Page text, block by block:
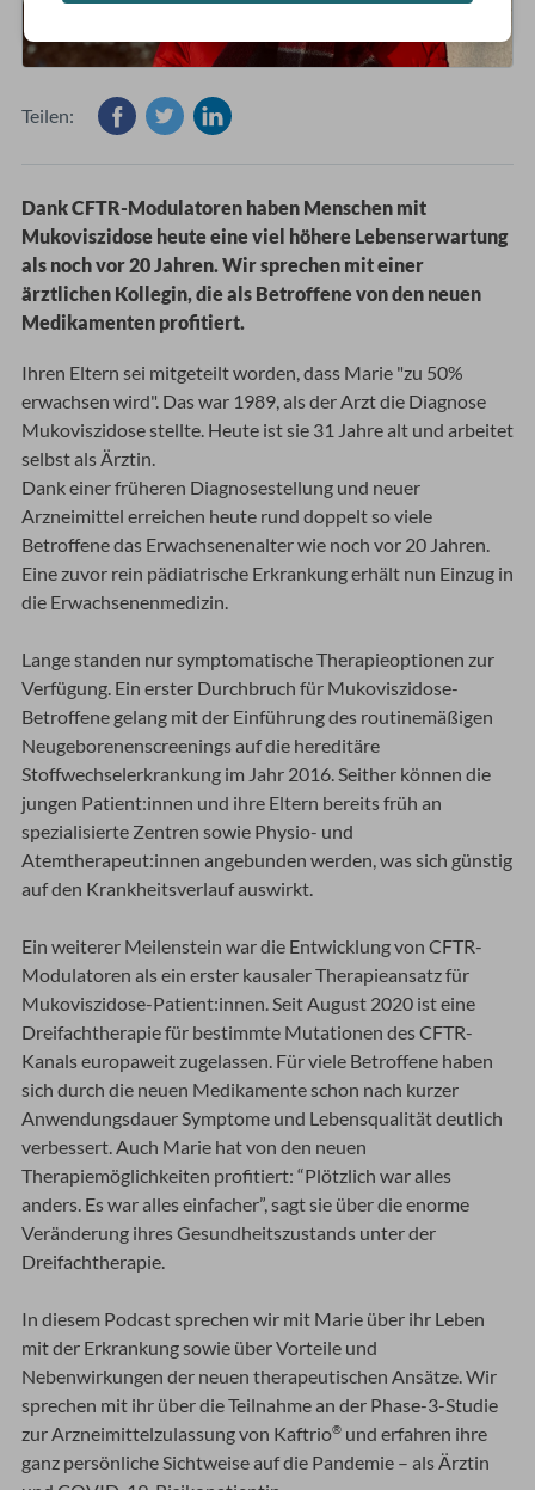
Teilen:
Dank CFTR-Modulatoren haben Menschen mit
Mukoviszidose heute eine viel höhere Lebenserwartung
als noch vor 20 Jahren. Wir sprechen mit einer
ärztlichen Kollegin, die als Betroffene von den neuen
Medikamenten profitiert.
Ihren Eltern sei mitgeteilt worden, dass Marie "zu 50%
erwachsen wird". Das war 1989, als der Arzt die Diagnose
Mukoviszidose stellte. Heute ist sie 31 Jahre alt und arbeitet
selbst als Ärztin.
Dank einer früheren Diagnosestellung und neuer
Arzneimittel erreichen heute rund doppelt so viele
Betroffene das Erwachsenenalter wie noch vor 20 Jahren.
Eine zuvor rein pädiatrische Erkrankung erhält nun Einzug in
die Erwachsenenmedizin.
Lange standen nur symptomatische Therapieoptionen zur
Verfügung. Ein erster Durchbruch für Mukoviszidose-
Betroffene gelang mit der Einführung des routinemäßigen
Neugeborenenscreenings auf die hereditäre
Stoffwechselerkrankung im Jahr 2016. Seither können die
jungen Patient:innen und ihre Eltern bereits früh an
spezialisierte Zentren sowie Physio- und
Atemtherapeut:innen angebunden werden, was sich günstig
auf den Krankheitsverlauf auswirkt.
Ein weiterer Meilenstein war die Entwicklung von CFTR-
Modulatoren als ein erster kausaler Therapieansatz für
Mukoviszidose-Patient:innen. Seit August 2020 ist eine
Dreifachtherapie für bestimmte Mutationen des CFTR-
Kanals europaweit zugelassen. Für viele Betroffene haben
sich durch die neuen Medikamente schon nach kurzer
Anwendungsdauer Symptome und Lebensqualität deutlich
verbessert. Auch Marie hat von den neuen
Therapiemöglichkeiten profitiert: “Plötzlich war alles
anders. Es war alles einfacher”, sagt sie über die enorme
Veränderung ihres Gesundheitszustands unter der
Dreifachtherapie.
In diesem Podcast sprechen wir mit Marie über ihr Leben
mit der Erkrankung sowie über Vorteile und
Nebenwirkungen der neuen therapeutischen Ansätze. Wir
sprechen mit ihr über die Teilnahme an der Phase-3-Studie
zur Arzneimittelzulassung von Kaftrio®️ und erfahren ihre
ganz persönliche Sichtweise auf die Pandemie – als Ärztin